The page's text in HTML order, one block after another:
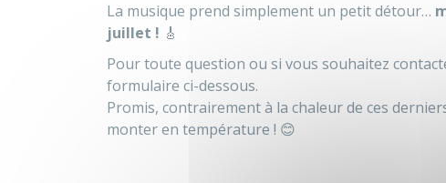
La musique prend simplement un petit détour…
juillet ! 🎸
Pour toute question ou si vous souhaitez
formulaire ci-dessous.
Promis, contrairement à la chaleur de ces
monter en température ! 😊